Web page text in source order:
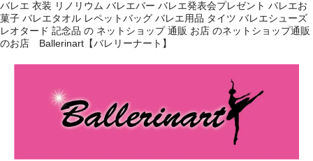
バレエ 衣装 リノリウム バレエバー バレエ発表会プレゼント バレエお
菓子 バレエタオル レペットバッグ バレエ用品 タイツ バレエシューズ
レオタード 記念品 の ネットショップ 通販 お店 のネットショップ通販
のお店 Ballerinart【バレリーナート】